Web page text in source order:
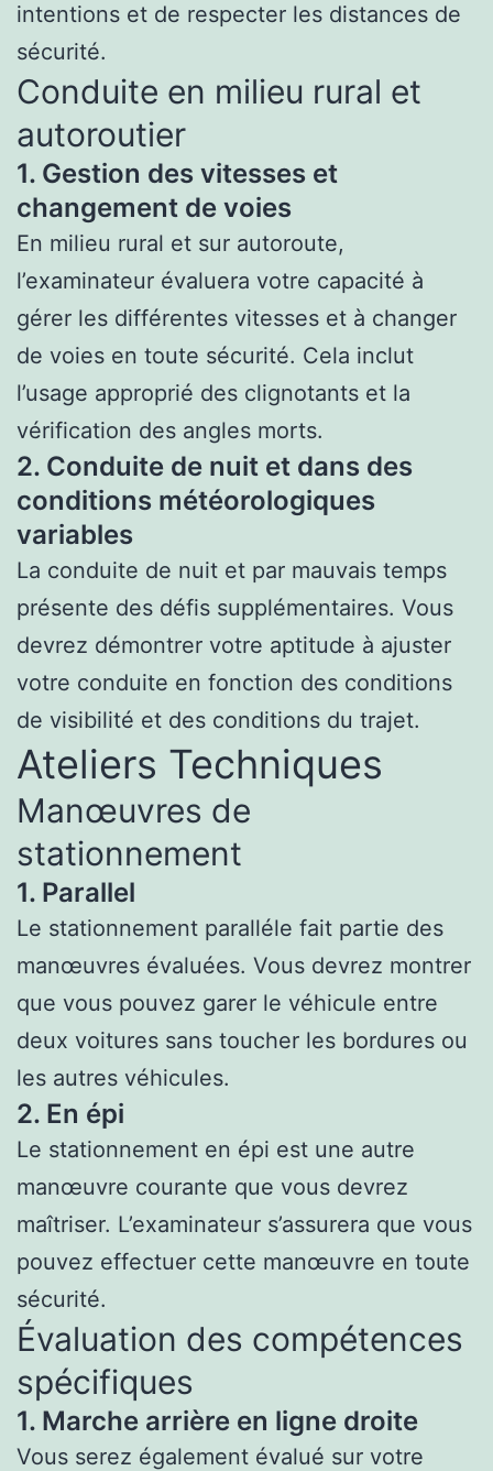
intentions et de respecter les distances de
sécurité.
Conduite en milieu rural et
autoroutier
1. Gestion des vitesses et
changement de voies
En milieu rural et sur autoroute,
l’examinateur évaluera votre capacité à
gérer les différentes vitesses et à changer
de voies en toute sécurité. Cela inclut
l’usage approprié des clignotants et la
vérification des angles morts.
2. Conduite de nuit et dans des
conditions météorologiques
variables
La conduite de nuit et par mauvais temps
présente des défis supplémentaires. Vous
devrez démontrer votre aptitude à ajuster
votre conduite en fonction des conditions
de visibilité et des conditions du trajet.
Ateliers Techniques
Manœuvres de
stationnement
1. Parallel
Le stationnement paralléle fait partie des
manœuvres évaluées. Vous devrez montrer
que vous pouvez garer le véhicule entre
deux voitures sans toucher les bordures ou
les autres véhicules.
2. En épi
Le stationnement en épi est une autre
manœuvre courante que vous devrez
maîtriser. L’examinateur s’assurera que vous
pouvez effectuer cette manœuvre en toute
sécurité.
Évaluation des compétences
spécifiques
1. Marche arrière en ligne droite
Vous serez également évalué sur votre